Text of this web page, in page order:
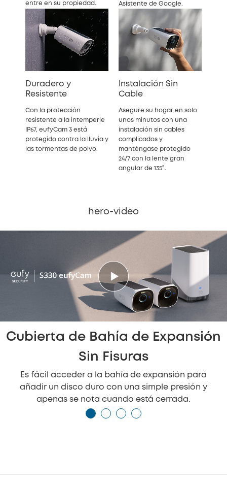
entre en su propiedad.
Asistente de Google.
Duradero y
Resistente
Con la protección
resistente a la intemperie
IP67, eufyCam 3 está
protegido contra la lluvia y
las tormentas de polvo.
Instalación Sin
Cable
Asegure su hogar en solo
unos minutos con una
instalación sin cables
complicados y
manténgase protegido
24/7 con la lente gran
angular de 135°.
hero-video
Cubierta de Bahía de Expansión
Sin Fisuras
Es fácil acceder a la bahía de expansión para
añadir un disco duro con una simple presión y
apenas se nota cuando está cerrada.